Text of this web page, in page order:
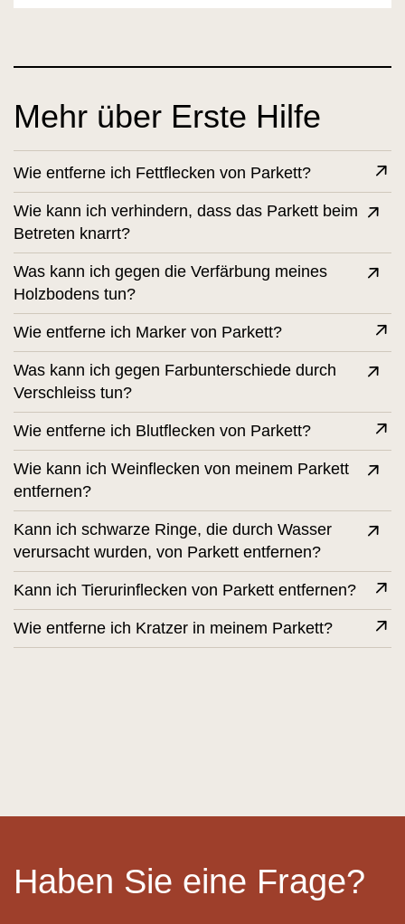
Mehr über Erste Hilfe
Wie entferne ich Fettflecken von Parkett?
Wie kann ich verhindern, dass das Parkett beim
Betreten knarrt?
Was kann ich gegen die Verfärbung meines
Holzbodens tun?
Wie entferne ich Marker von Parkett?
Was kann ich gegen Farbunterschiede durch
Verschleiss tun?
Wie entferne ich Blutflecken von Parkett?
Wie kann ich Weinflecken von meinem Parkett
entfernen?
Kann ich schwarze Ringe, die durch Wasser
verursacht wurden, von Parkett entfernen?
Kann ich Tierurinflecken von Parkett entfernen?
Wie entferne ich Kratzer in meinem Parkett?
Haben Sie eine Frage?